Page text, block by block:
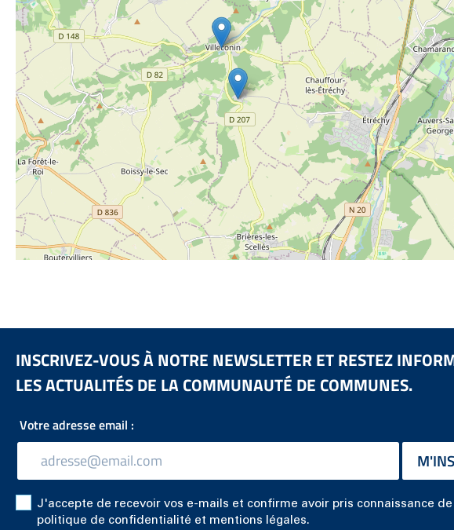
INSCRIVEZ-VOUS À NOTRE NEWSLETTER ET RESTEZ
LES ACTUALITÉS DE LA COMMUNAUTÉ DE COMMUNES.
Votre adresse email :
J'accepte de recevoir vos e-mails et confirme avoir pris connaissance
politique de confidentialité et mentions légales.